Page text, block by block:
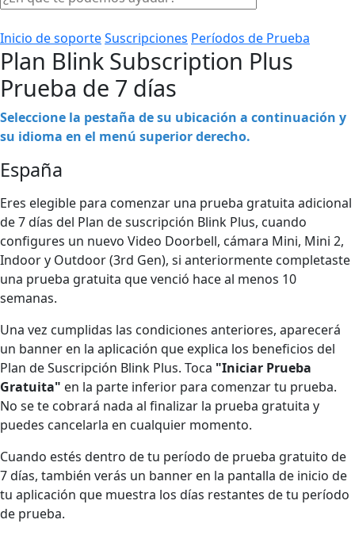
Inicio de soporteSuscripciones Períodos de Prueba
Plan Blink Subscription Plus
Prueba de 7 días
Seleccione la pestaña de su ubicación a continuación y
su idioma en el menú superior derecho.
España
Eres elegible para comenzar una prueba gratuita adicional
de 7 días del Plan de suscripción Blink Plus, cuando
configures un nuevo Video Doorbell, cámara Mini, Mini 2,
Indoor y Outdoor (3rd Gen), si anteriormente completaste
una prueba gratuita que venció hace al menos 10
semanas.
Una vez cumplidas las condiciones anteriores, aparecerá
un banner en la aplicación que explica los beneficios del
Plan de Suscripción Blink Plus. Toca "Iniciar Prueba
Gratuita" en la parte inferior para comenzar tu prueba.
No se te cobrará nada al finalizar la prueba gratuita y
puedes cancelarla en cualquier momento.
Cuando estés dentro de tu período de prueba gratuito de
7 días, también verás un banner en la pantalla de inicio de
tu aplicación que muestra los días restantes de tu período
de prueba.